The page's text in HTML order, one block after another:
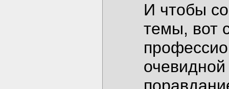
И чтобы
темы, вот